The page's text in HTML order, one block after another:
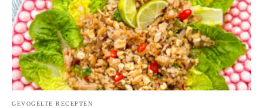
GEVOGELTE RECEPTEN